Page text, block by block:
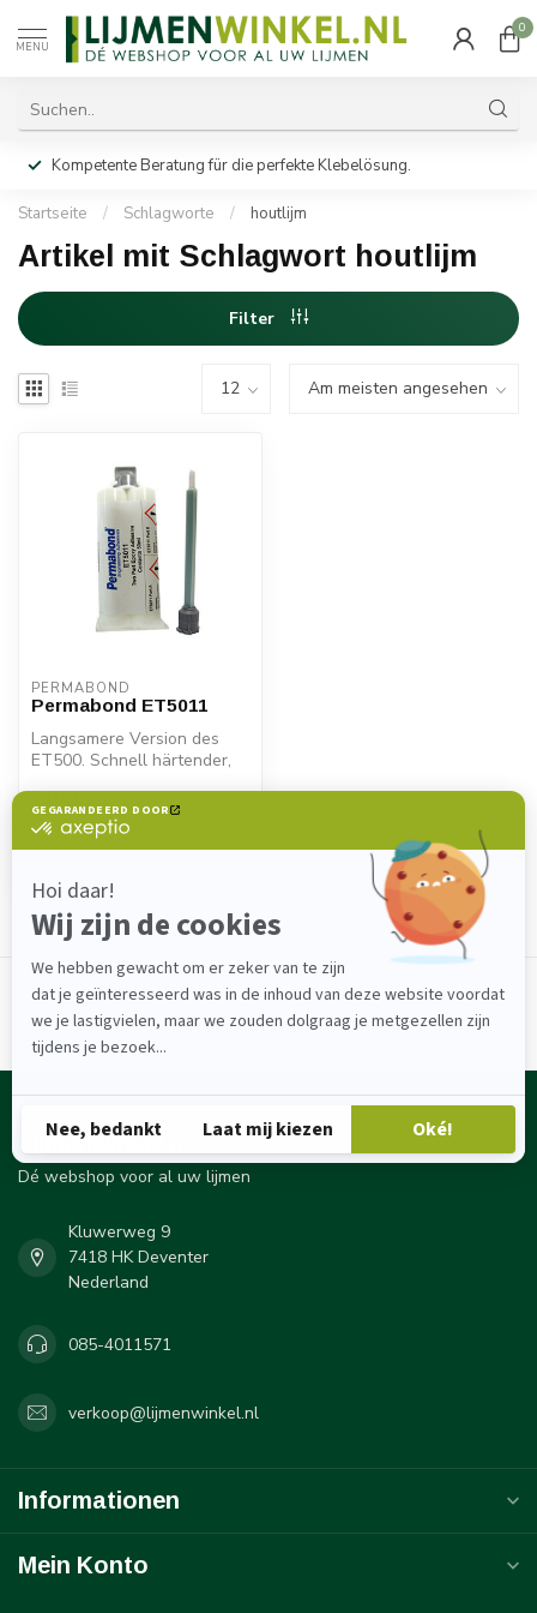
MENU
0
Kompetente Beratung für die perfekte Klebelösung.
Startseite / Schlagworte / houtlijm
Artikel mit Schlagwort houtlijm
Filter
PERMABOND
Permabond ET5011
Langsamere Version des
ET500. Schnell härtender,
Holz...
€19,10
Auf Lager
Zeige
Lijmenwinkel.nl
Dé webshop voor al uw lijmen
Kluwerweg 9
7418 HK Deventer
Nederland
085-4011571
verkoop@lijmenwinkel.nl
Informationen
Mein Konto